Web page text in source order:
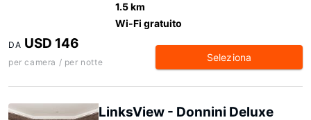
1.5 km
Wi-Fi gratuito
DA USD 146
per camera / per notte Seleziona
LinksView - Donnini Deluxe